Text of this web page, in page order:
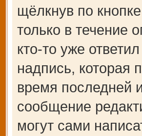
щёлкнув по кнопке
только в течение
кто-то уже
надпись, которая
время последней
сообщение
могут сами